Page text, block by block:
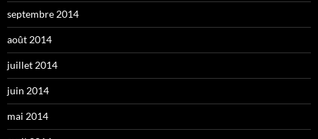
septembre 2014
août 2014
juillet 2014
juin 2014
mai 2014